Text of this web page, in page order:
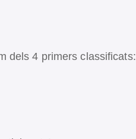
classificats: